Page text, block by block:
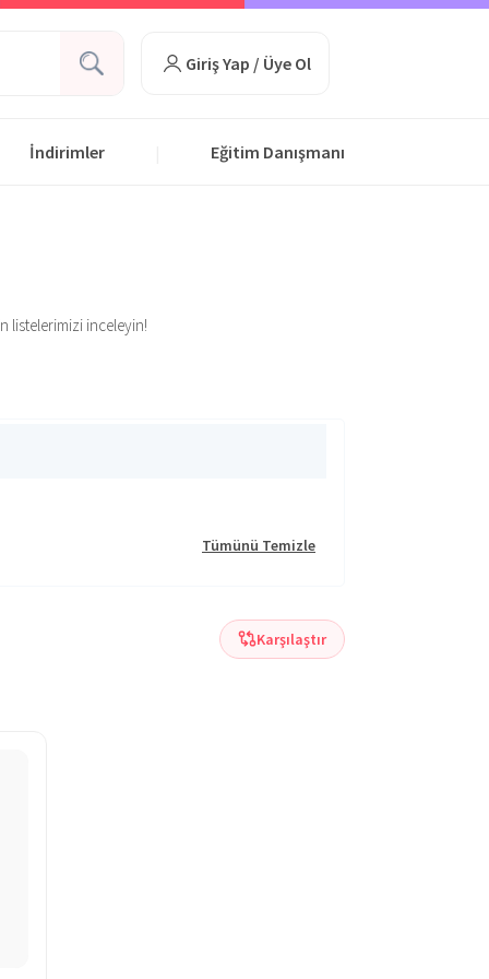
Giriş Yap / Üye Ol
İndirimler Eğitim Danışmanı
listelerimizi inceleyin!
Tümünü Temizle
Karşılaştır